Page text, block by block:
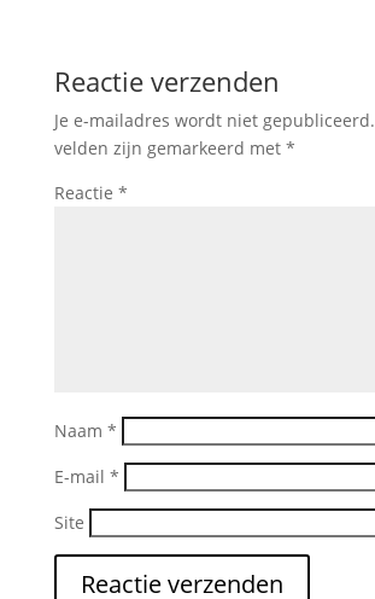
Reactie verzenden
Je e-mailadres wordt niet gepubliceerd.
velden zijn gemarkeerd met *
Reactie *
Naam *
E-mail *
Site